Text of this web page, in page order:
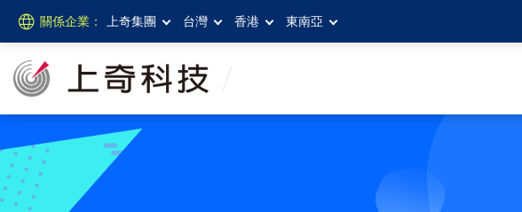
關係企業： 上奇集團 台灣 香港 東南亞